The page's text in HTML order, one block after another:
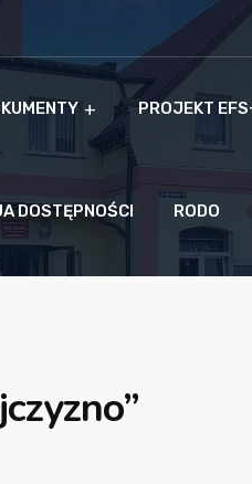
PROJEKT
DOSTĘPNOŚCI RODO